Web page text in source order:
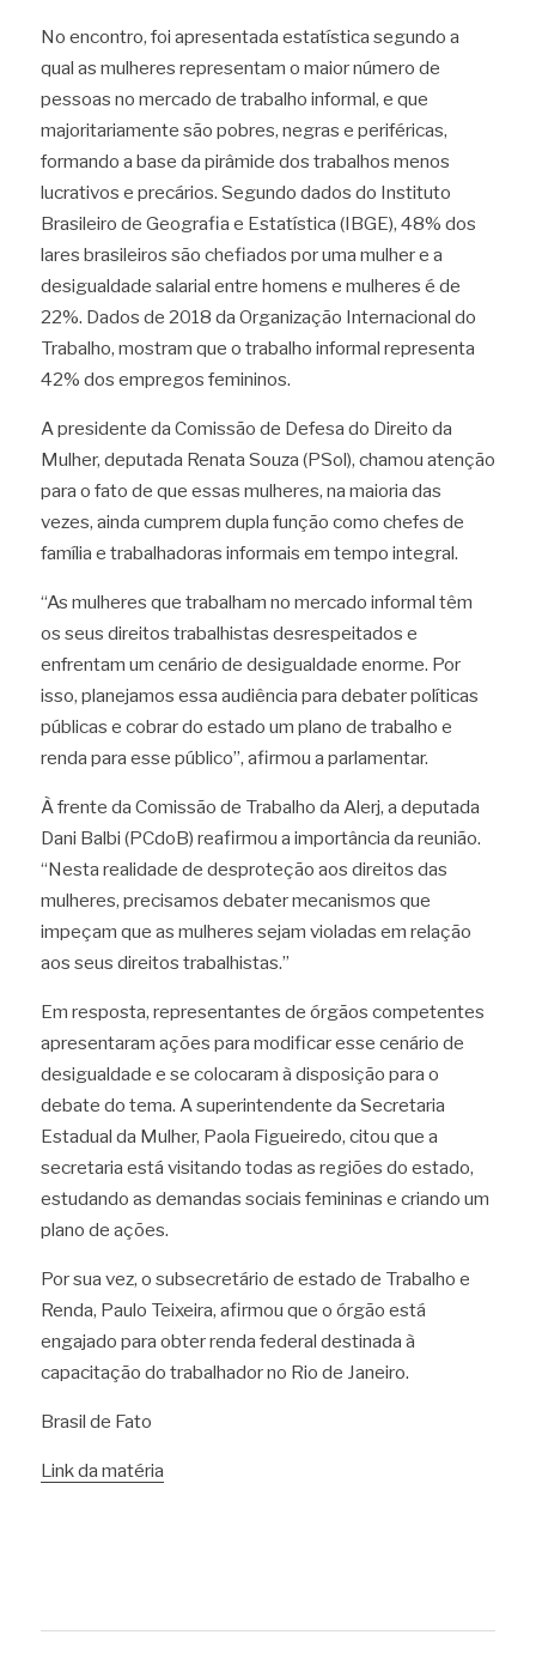
No encontro, foi apresentada estatística segundo a
qual as mulheres representam o maior número de
pessoas no mercado de trabalho informal, e que
majoritariamente são pobres, negras e periféricas,
formando a base da pirâmide dos trabalhos menos
lucrativos e precários. Segundo dados do Instituto
Brasileiro de Geografia e Estatística (IBGE), 48% dos
lares brasileiros são chefiados por uma mulher e a
desigualdade salarial entre homens e mulheres é de
22%. Dados de 2018 da Organização Internacional do
Trabalho, mostram que o trabalho informal representa
42% dos empregos femininos.
A presidente da Comissão de Defesa do Direito da
Mulher, deputada Renata Souza (PSol), chamou atenção
para o fato de que essas mulheres, na maioria das
vezes, ainda cumprem dupla função como chefes de
família e trabalhadoras informais em tempo integral.
“As mulheres que trabalham no mercado informal têm
os seus direitos trabalhistas desrespeitados e
enfrentam um cenário de desigualdade enorme. Por
isso, planejamos essa audiência para debater políticas
públicas e cobrar do estado um plano de trabalho e
renda para esse público”, afirmou a parlamentar.
À frente da Comissão de Trabalho da Alerj, a deputada
Dani Balbi (PCdoB) reafirmou a importância da reunião.
“Nesta realidade de desproteção aos direitos das
mulheres, precisamos debater mecanismos que
impeçam que as mulheres sejam violadas em relação
aos seus direitos trabalhistas.”
Em resposta, representantes de órgãos competentes
apresentaram ações para modificar esse cenário de
desigualdade e se colocaram à disposição para o
debate do tema. A superintendente da Secretaria
Estadual da Mulher, Paola Figueiredo, citou que a
secretaria está visitando todas as regiões do estado,
estudando as demandas sociais femininas e criando um
plano de ações.
Por sua vez, o subsecretário de estado de Trabalho e
Renda, Paulo Teixeira, afirmou que o órgão está
engajado para obter renda federal destinada à
capacitação do trabalhador no Rio de Janeiro.
Brasil de Fato
Link da matéria